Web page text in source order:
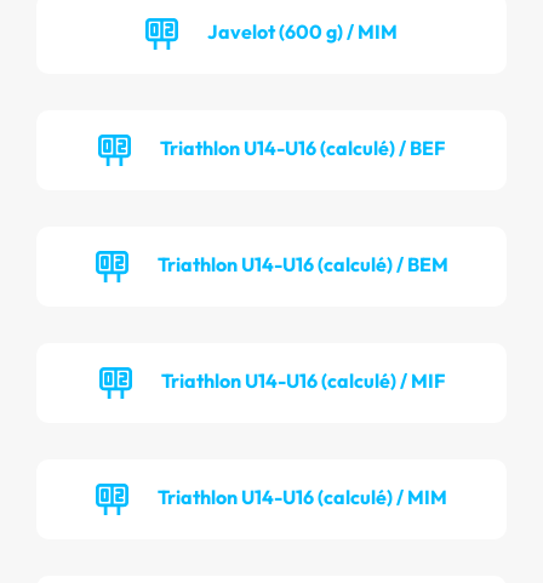
Javelot (600 g) / MIM
Triathlon U14-U16 (calculé) / BEF
Triathlon U14-U16 (calculé) / BEM
Triathlon U14-U16 (calculé) / MIF
Triathlon U14-U16 (calculé) / MIM